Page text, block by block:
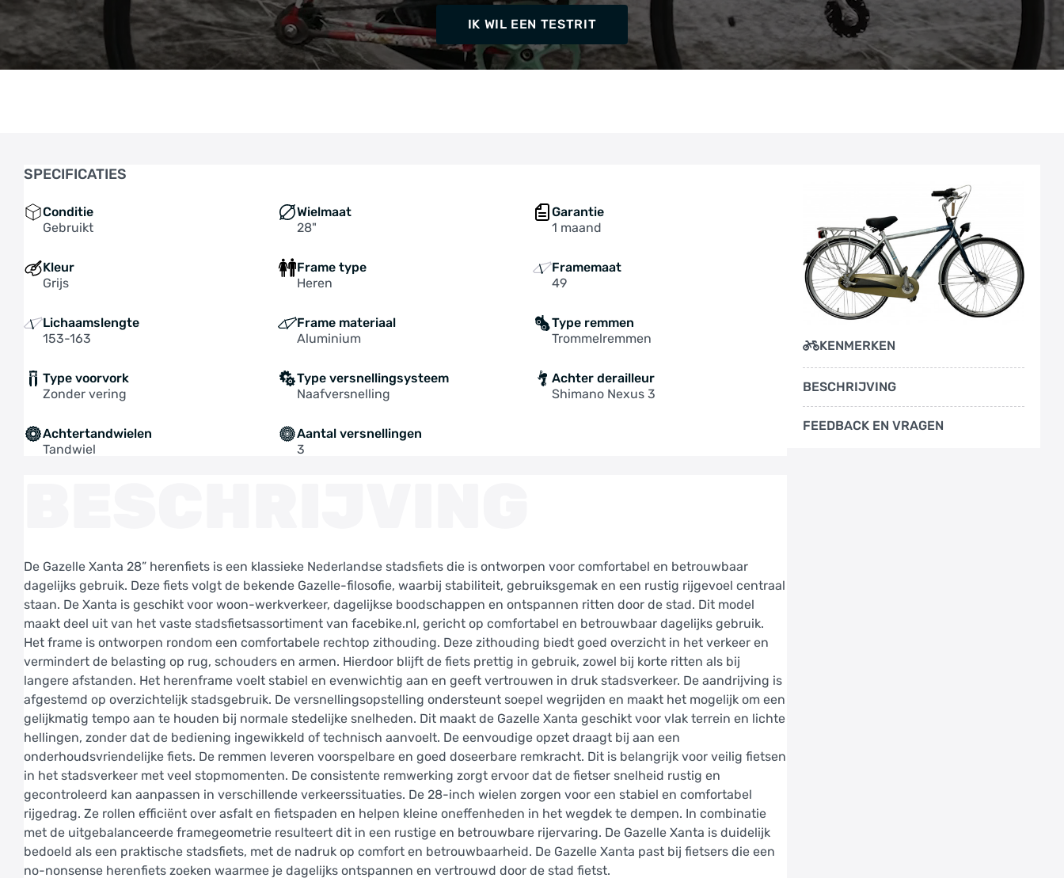
IK WIL EEN TESTRIT
SPECIFICATIES
Conditie
Gebruikt
Wielmaat
28"
Garantie
1 maand
Kleur
Grijs
Frame type
Heren
Framemaat
49
Lichaamslengte
153-163
Frame materiaal
Aluminium
Type remmen
Trommelremmen
Type voorvork
Zonder vering
Type versnellingsysteem
Naafversnelling
Achter derailleur
Shimano Nexus 3
Achtertandwielen
Tandwiel
Aantal versnellingen
3
De Gazelle Xanta 28” herenfiets is een klassieke Nederlandse stadsfiets die is ontworpen voor comfortabel en betrouwbaar
dagelijks gebruik. Deze fiets volgt de bekende Gazelle-filosofie, waarbij stabiliteit, gebruiksgemak en een rustig rijgevoel centraal
staan. De Xanta is geschikt voor woon-werkverkeer, dagelijkse boodschappen en ontspannen ritten door de stad. Dit model
maakt deel uit van het vaste stadsfietsassortiment van facebike.nl, gericht op comfortabel en betrouwbaar dagelijks gebruik.
Het frame is ontworpen rondom een comfortabele rechtop zithouding. Deze zithouding biedt goed overzicht in het verkeer en
vermindert de belasting op rug, schouders en armen. Hierdoor blijft de fiets prettig in gebruik, zowel bij korte ritten als bij
langere afstanden. Het herenframe voelt stabiel en evenwichtig aan en geeft vertrouwen in druk stadsverkeer. De aandrijving is
afgestemd op overzichtelijk stadsgebruik. De versnellingsopstelling ondersteunt soepel wegrijden en maakt het mogelijk om een
gelijkmatig tempo aan te houden bij normale stedelijke snelheden. Dit maakt de Gazelle Xanta geschikt voor vlak terrein en lichte
hellingen, zonder dat de bediening ingewikkeld of technisch aanvoelt. De eenvoudige opzet draagt bij aan een
onderhoudsvriendelijke fiets. De remmen leveren voorspelbare en goed doseerbare remkracht. Dit is belangrijk voor veilig fietsen
in het stadsverkeer met veel stopmomenten. De consistente remwerking zorgt ervoor dat de fietser snelheid rustig en
gecontroleerd kan aanpassen in verschillende verkeerssituaties. De 28-inch wielen zorgen voor een stabiel en comfortabel
rijgedrag. Ze rollen efficiënt over asfalt en fietspaden en helpen kleine oneffenheden in het wegdek te dempen. In combinatie
met de uitgebalanceerde framegeometrie resulteert dit in een rustige en betrouwbare rijervaring. De Gazelle Xanta is duidelijk
bedoeld als een praktische stadsfiets, met de nadruk op comfort en betrouwbaarheid. De Gazelle Xanta past bij fietsers die een
no-nonsense herenfiets zoeken waarmee je dagelijks ontspannen en vertrouwd door de stad fietst.
KENMERKEN
BESCHRIJVING
FEEDBACK EN VRAGEN